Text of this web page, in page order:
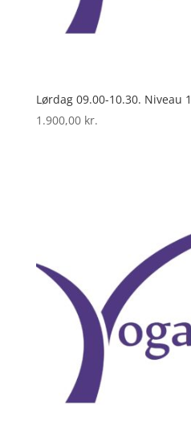
Lørdag 09.00-10.30. Niveau
1.900,00 kr.